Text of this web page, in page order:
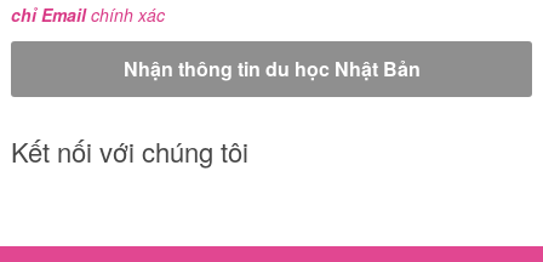
chỉ Emailchính xác
Kết nối với chúng tôi